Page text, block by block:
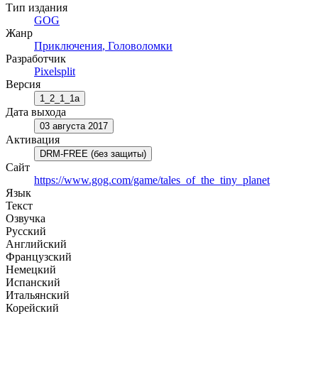
Тип издания
GOG
Жанр
Приключения, Головоломки
Разработчик
Pixelsplit
Версия
1_2_1_1a
Дата выхода
03 августа 2017
Активация
DRM-FREE (без защиты)
Сайт
https://www.gog.com/game/tales_of_the_tiny_planet
Язык
Текст
Озвучка
Русский
Английский
Французский
Немецкий
Испанский
Итальянский
Корейский